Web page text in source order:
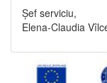
Șef serviciu,
Elena-Claudia